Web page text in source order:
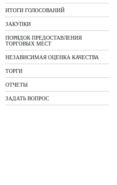
ИТОГИ ГОЛОСОВАНИЙ
ЗАКУПКИ
ПОРЯДОК ПРЕДОСТАВЛЕНИЯ
ТОРГОВЫХ МЕСТ
НЕЗАВИСИМАЯ ОЦЕНКА КАЧЕСТВА
ТОРГИ
ОТЧЕТЫ
ЗАДАТЬ ВОПРОС